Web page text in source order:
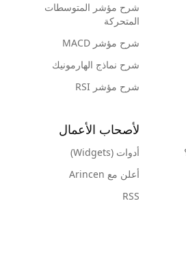
شرح مؤشر المتوسطات
المتحركة
شرح مؤشر MACD
شرح نماذج الهارمونيك
شرح مؤشر RSI
لأصحاب الأعمال
أدوات (Widgets)
أعلن مع Arincen
RSS